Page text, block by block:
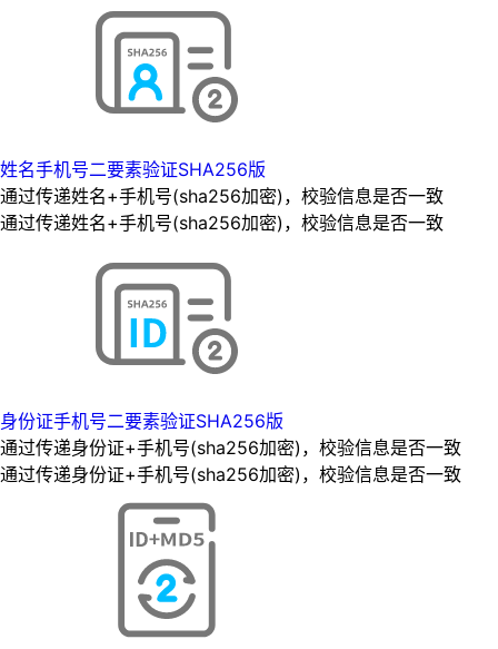
姓名手机号二要素验证SHA256版
通过传递姓名+手机号(sha256加密)，校验信息是否一致
通过传递姓名+手机号(sha256加密)，校验信息是否一致
身份证手机号二要素验证SHA256版
通过传递身份证+手机号(sha256加密)，校验信息是否一致
通过传递身份证+手机号(sha256加密)，校验信息是否一致